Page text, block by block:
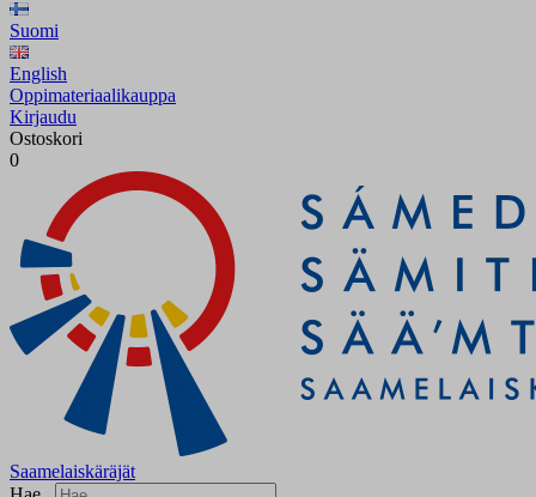
Suomi
English
Oppimateriaalikauppa
Kirjaudu
Ostoskori
0
Saamelaiskäräjät